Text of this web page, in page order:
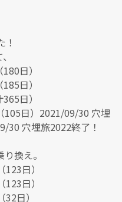
日）
日）
日）
105日）2021/09/30 穴埋
30 穴埋旅2022終了！
換え。
日）
日）
日）